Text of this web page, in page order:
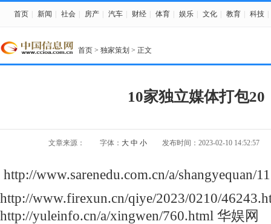
首页 新闻 社会 房产 汽车 财经 体育 娱乐 文化 教育 科技
首页 > 独家策划 > 正文
10家独立媒体打包20
文章来源： 字体： 大 中 小 发布时间：2023-02-10 14:52:57
http://www.sarenedu.com.cn/a/shangyequan/
http://www.firexun.cn/qiye/2023/0210/
http://yuleinfo.cn/a/xingwen/760.html 华娱网